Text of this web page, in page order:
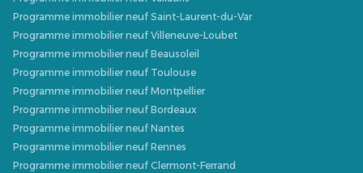
Programme immobilier neuf Saint-Laurent-du-Var
Programme immobilier neuf Villeneuve-Loubet
Programme immobilier neuf Beausoleil
Programme immobilier neuf Toulouse
Programme immobilier neuf Montpellier
Programme immobilier neuf Bordeaux
Programme immobilier neuf Nantes
Programme immobilier neuf Rennes
Programme immobilier neuf Clermont-Ferrand